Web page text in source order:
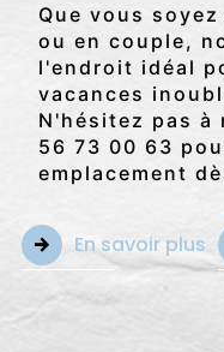
Que vous
ou en couple,
l'endroit idéal
vacances
N'hésitez pas à
56 73 00 63
emplacement
En savoir plus